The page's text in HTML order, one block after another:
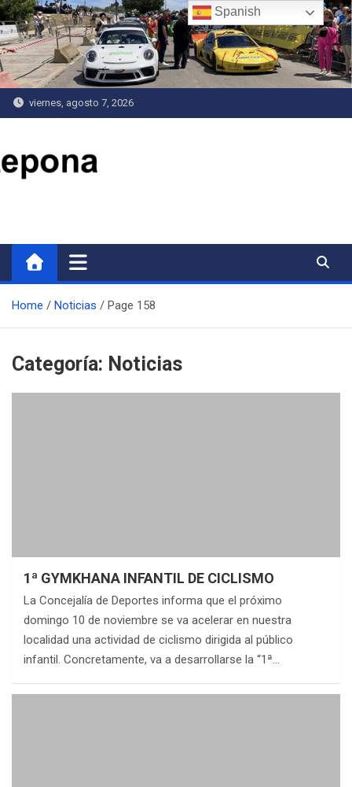
Saltar
al
contenido
viernes, agosto 7, 2026
Home Noticias Page 158
Categoría: Noticias
1ª GYMKHANA INFANTIL DE CICLISMO
La Concejalía de Deportes informa que el próximo
domingo 10 de noviembre se va acelerar en nuestra
localidad una actividad de ciclismo dirigida al público
infantil. Concretamente, va a desarrollarse la “1ª…
Spanish